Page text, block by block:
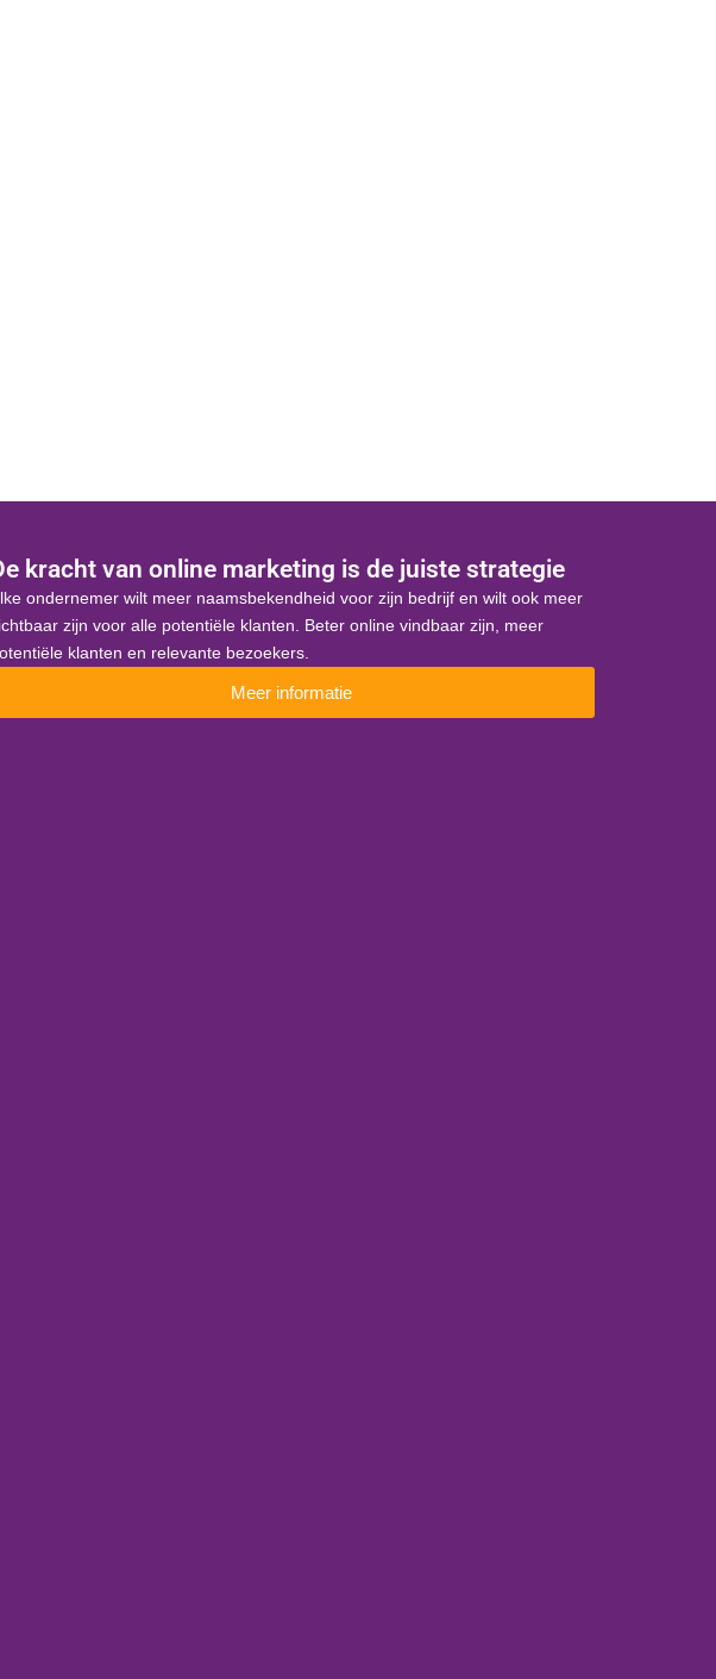
kracht van online marketing is de juiste strategie
ondernemer wilt meer naamsbekendheid voor zijn bedrijf en wilt ook meer
zijn voor alle potentiële klanten. Beter online vindbaar zijn, meer
klanten en relevante bezoekers.
Meer informatie